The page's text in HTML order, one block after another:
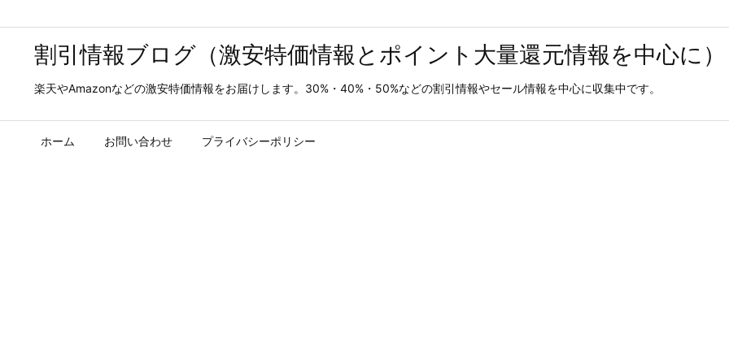
割引情報ブログ（激安特価情報とポイント大量還元情報を中心に）
楽天やAmazonなどの激安特価情報をお届けします。30%・40%・50%などの割引情報やセール情報を中心に収集中です。
ホーム お問い合わせ プライバシーポリシー